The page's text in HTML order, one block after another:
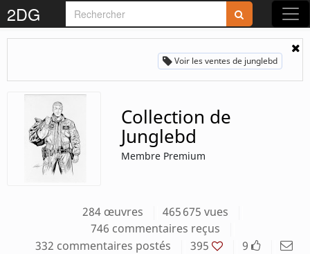
2DG Rejoignez-nous sur 2DG !
Accédez aux planches et illustrations
réservées aux membres
Découvrez de nouvelles fonctionnalités
S'inscrire
Voir les ventes de junglebd
Collection de
Junglebd
Membre Premium
284 œuvres
465 675 vues
746 commentaires reçus
332 commentaires postés
395 9